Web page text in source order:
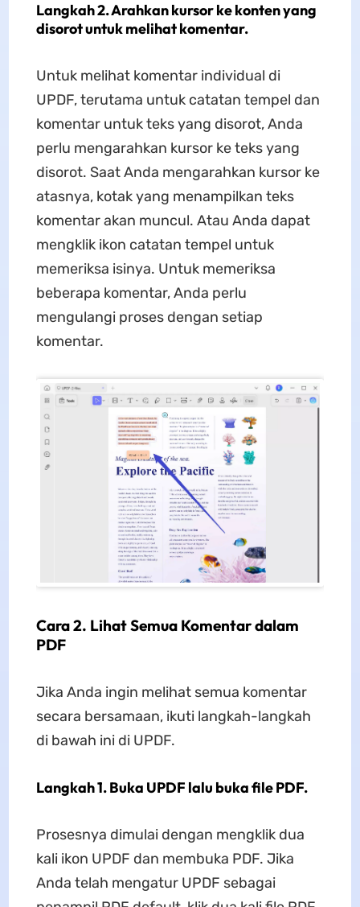
Langkah 2. Arahkan kursor ke konten yang
disorot untuk melihat komentar.
Untuk melihat komentar individual di
UPDF, terutama untuk catatan tempel dan
komentar untuk teks yang disorot, Anda
perlu mengarahkan kursor ke teks yang
disorot. Saat Anda mengarahkan kursor ke
atasnya, kotak yang menampilkan teks
komentar akan muncul. Atau Anda dapat
mengklik ikon catatan tempel untuk
memeriksa isinya. Untuk memeriksa
beberapa komentar, Anda perlu
mengulangi proses dengan setiap
komentar.
Cara 2. Lihat Semua Komentar dalam
PDF
Jika Anda ingin melihat semua komentar
secara bersamaan, ikuti langkah-langkah
di bawah ini di UPDF.
Langkah 1. Buka UPDF lalu buka file PDF.
Prosesnya dimulai dengan mengklik dua
kali ikon UPDF dan membuka PDF. Jika
Anda telah mengatur UPDF sebagai